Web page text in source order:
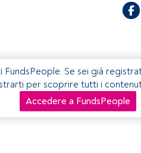
Se sei già
per scoprire tutti i
Accedere a FundsPeople